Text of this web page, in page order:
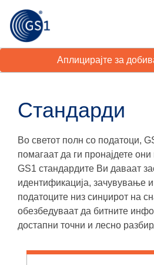
Аплицирајте за
Стандарди
Во светот полн со податоци,
помагаат да ги пронајдете
GS1 стандардите Ви даваат
идентификација, зачувување
податоците низ синџирот на
обезбедуваат да битните
достапни точни и лесно